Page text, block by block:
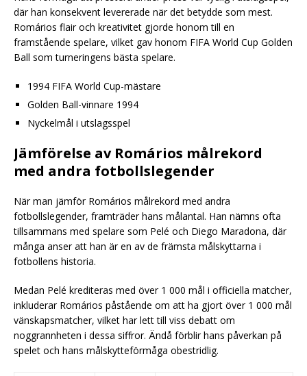
där han konsekvent levererade när det betydde som mest.
Romários flair och kreativitet gjorde honom till en
framstående spelare, vilket gav honom FIFA World Cup Golden
Ball som turneringens bästa spelare.
1994 FIFA World Cup-mästare
Golden Ball-vinnare 1994
Nyckelmål i utslagsspel
Jämförelse av Romários målrekord
med andra fotbollslegender
När man jämför Romários målrekord med andra
fotbollslegender, framträder hans målantal. Han nämns ofta
tillsammans med spelare som Pelé och Diego Maradona, där
många anser att han är en av de främsta målskyttarna i
fotbollens historia.
Medan Pelé krediteras med över 1 000 mål i officiella matcher,
inkluderar Romários påstående om att ha gjort över 1 000 mål
vänskapsmatcher, vilket har lett till viss debatt om
noggrannheten i dessa siffror. Ändå förblir hans påverkan på
spelet och hans målskytteförmåga obestridlig.